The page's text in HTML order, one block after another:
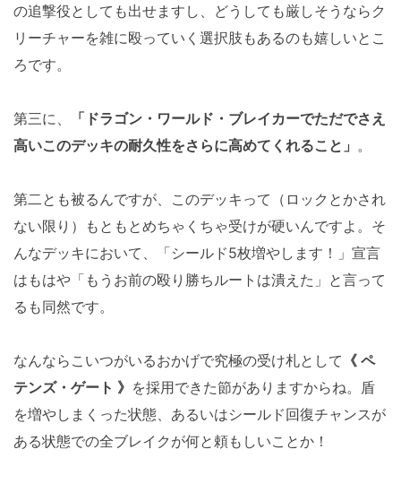
の追撃役としても出せますし、どうしても厳しそうならク
リーチャーを雑に殴っていく選択肢もあるのも嬉しいとこ
ろです。
第三に、
「ドラゴン・ワールド・ブレイカーでただでさえ
高いこのデッキの耐久性をさらに高めてくれること」 。
第二とも被るんですが、このデッキって（ロックとかされ
ない限り）もともとめちゃくちゃ受けが硬いんですよ。そ
んなデッキにおいて、「シールド5枚増やします！」宣言
はもはや「もうお前の殴り勝ちルートは潰えた」と言って
るも同然です。
なんならこいつがいるおかげで究極の受け札として 《 ペ
テンズ・ゲート 》 を採用できた節がありますからね。盾
を増やしまくった状態、あるいはシールド回復チャンスが
ある状態での全ブレイクが何と頼もしいことか！